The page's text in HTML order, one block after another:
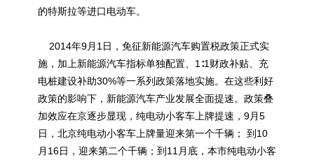
的特斯拉等进口电动车。
2014年9月1日，免征新能源汽车购置税政策正式实
施，加上新能源汽车指标单独配置、1∶1财政补贴、充
电桩建设补助30%等一系列政策落地实施。在这些利好
政策的影响下，新能源汽车产业发展全面提速。政策叠
加效应在京逐步显现，纯电动小客车上牌提速，9月5
日，北京纯电动小客车上牌量迎来第一个千辆； 到10
月16日，迎来第二个千辆；到11月底，本市纯电动小客